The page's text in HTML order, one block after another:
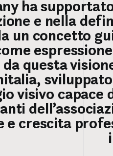
ha
e nella
un concetto
questa
visivo
e crescita